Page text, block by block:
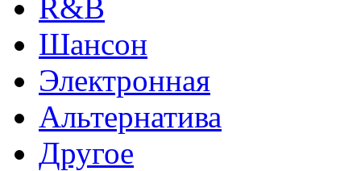
R&B
Шансон
Электронная
Альтернатива
Другое